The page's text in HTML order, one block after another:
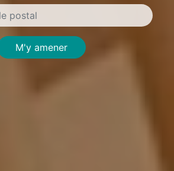
M'y amener